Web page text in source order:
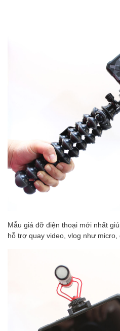
Mẫu giá đỡ điện thoại mới nhất
hỗ trợ quay video, vlog như micro,